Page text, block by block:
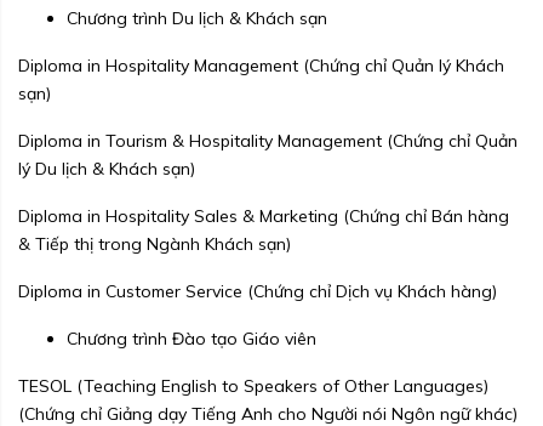
Chương trình Du lịch & Khách sạn
Diploma in Hospitality Management (Chứng chỉ Quản lý Khách
sạn)
Diploma in Tourism & Hospitality Management (Chứng chỉ Quản
lý Du lịch & Khách sạn)
Diploma in Hospitality Sales & Marketing (Chứng chỉ Bán hàng
& Tiếp thị trong Ngành Khách sạn)
Diploma in Customer Service (Chứng chỉ Dịch vụ Khách hàng)
Chương trình Đào tạo Giáo viên
TESOL (Teaching English to Speakers of Other Languages)
(Chứng chỉ Giảng dạy Tiếng Anh cho Người nói Ngôn ngữ khác)